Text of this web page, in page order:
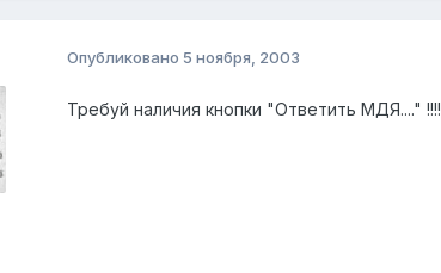
Опубликовано 5 ноября, 2003
Требуй наличия кнопки "Ответить МДЯ...." !!!!